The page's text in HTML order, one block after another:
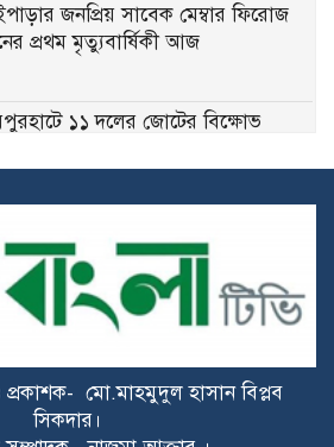
জনপ্রিয় সাবেক মেম্বার ফিরোজ
প্রথম মৃত্যুবার্ষিকী আজ
১১ দলের জোটের বিক্ষোভ
কর্মসূচি
ভোগান্তি কমার আশা, আংশিক সচল
এলএনজি টার্মিনাল
সুযোগ দিয়ে কী অর্জন করতে চায়
প্রশ্ন তুলল বিএনপি
প্রকাশক- মো.মাহমুদুল হাসান বিপ্লব
সিকদার।